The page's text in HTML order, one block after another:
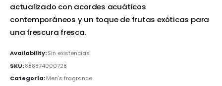
actualizado con acordes acuáticos
contemporáneos y un toque de frutas exóticas para
una frescura fresca.
Availability:Sin existencias
SKU:888874000728
Categoría:Men's fragrance